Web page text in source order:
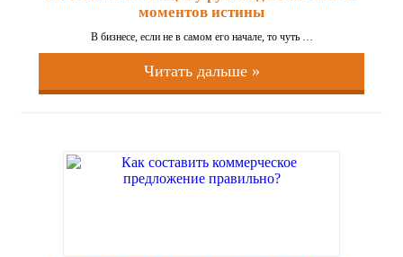
моментов истины
В бизнесе, если не в самом его начале, то чуть …
Читать дальше »